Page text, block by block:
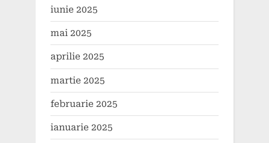
iunie 2025
mai 2025
aprilie 2025
martie 2025
februarie 2025
ianuarie 2025